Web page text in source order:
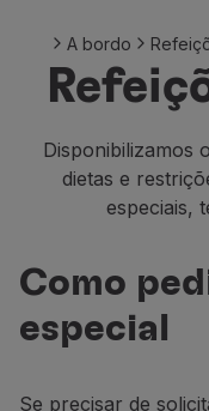
Stopover
Informações de
Necessidades
Viajar com animais
Bebés e crianças
A bordo
Voar em Business
Voar em Economy
Refeições a bordo
A bordo
Disponibilizamos
dietas e
especiais,
Como
especial
Se precisar de